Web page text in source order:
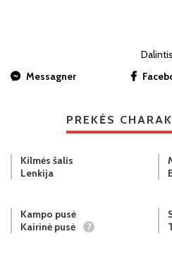
Messagner
PREKĖS
Kilmės šalis
Lenkija
Kampo pusė
Kairinė pusė
?